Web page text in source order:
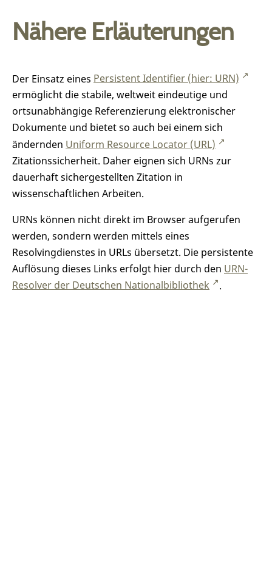
Nähere Erläuterungen
Der Einsatz eines Persistent Identifier (hier: URN)
ermöglicht die stabile, weltweit eindeutige und
ortsunabhängige Referenzierung elektronischer
Dokumente und bietet so auch bei einem sich
ändernden Uniform Resource Locator (URL)
Zitationssicherheit. Daher eignen sich URNs zur
dauerhaft sichergestellten Zitation in
wissenschaftlichen Arbeiten.
URNs können nicht direkt im Browser aufgerufen
werden, sondern werden mittels eines
Resolvingdienstes in URLs übersetzt. Die persistente
Auflösung dieses Links erfolgt hier durch den URN-
Resolver der Deutschen Nationalbibliothek
.